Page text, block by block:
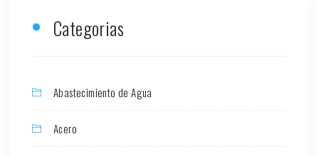
Categorias
Abastecimiento de Agua
Acero